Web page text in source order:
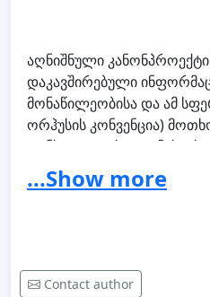
აღნიშნული
დაკავშირებული
მონაწილეობისა და ამ
ორჰუსის კონვენცია)
კონსტიტუციის 37-ე
პეტიციის სრული ტექსტი
...Show more
Contact author